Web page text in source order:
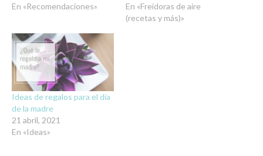
En «Recomendaciones»
En «Freidoras de aire
(recetas y más)»
Ideas de regalos para el día
de la madre
21 abril, 2021
En «Ideas»